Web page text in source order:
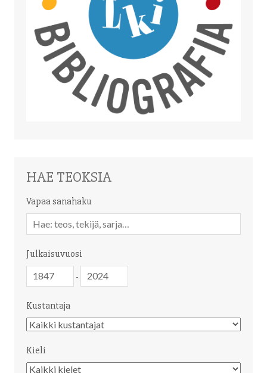
HAE TEOKSIA
Vapaa sanahaku
sanahaku
Julkaisuvuosi
-
Kustantaja
Kustantaja
Kieli
Kieli